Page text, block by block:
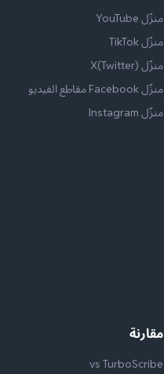
منزّل YouTube
منزّل TikTok
منزّل X(Twitter)
منزّل Facebook مقاطع الفيديو
منزّل Instagram
مقارنة
vs TurboScribe